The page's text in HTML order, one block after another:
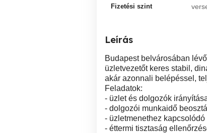
Fizetési szint
Leírás
Budapest belvárosában
üzletvezetőt keres stabil,
akár azonnali belépéssel,
Feladatok:
- üzlet és dolgozók
- dolgozói munkaidő
- üzletmenethez
- éttermi tisztaság